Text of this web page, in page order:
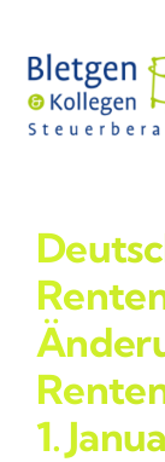
Inhalt
springen
Profil
Leistungen
Team
1.